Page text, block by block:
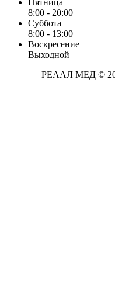
Пятница
8:00 - 20:00
Суббота
8:00 - 13:00
Воскресение
Выходной
РЕААЛ МЕД ©